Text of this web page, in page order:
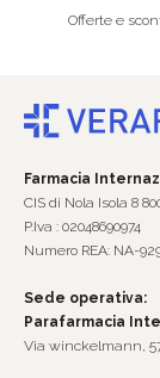
Offerte e
Farmacia
CIS di Nola Isola 8
P.Iva : 02048690974
Numero REA: NA-
Sede operativa:
Parafarmacia
Via winckelmann,